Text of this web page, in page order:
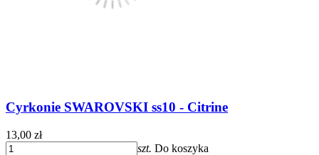
Cyrkonie SWAROVSKI ss10 - Citrine
13,00 zł
szt. Do koszyka